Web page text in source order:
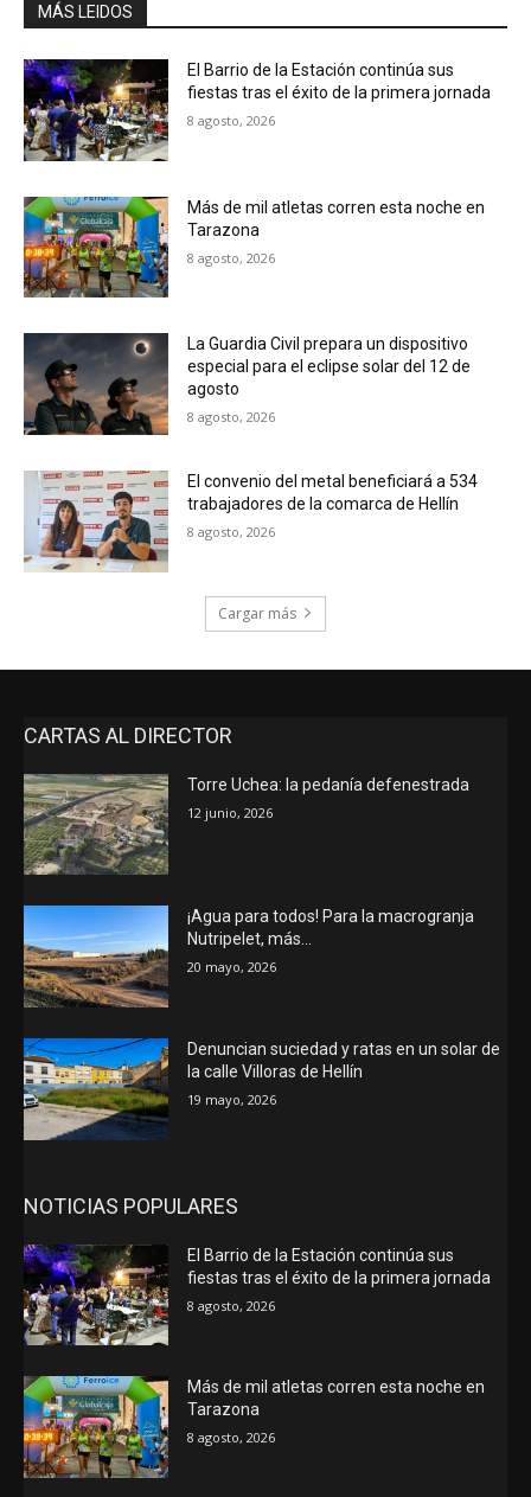
MÁS LEIDOS
El Barrio de la Estación continúa sus
fiestas tras el éxito de la primera jornada
8 agosto, 2026
Más de mil atletas corren esta noche en
Tarazona
8 agosto, 2026
La Guardia Civil prepara un dispositivo
especial para el eclipse solar del 12 de
agosto
8 agosto, 2026
El convenio del metal beneficiará a 534
trabajadores de la comarca de Hellín
8 agosto, 2026
Cargar más
CARTAS AL DIRECTOR
Torre Uchea: la pedanía defenestrada
12 junio, 2026
¡Agua para todos! Para la macrogranja
Nutripelet, más…
20 mayo, 2026
Denuncian suciedad y ratas en un solar de
la calle Villoras de Hellín
19 mayo, 2026
NOTICIAS POPULARES
El Barrio de la Estación continúa sus
fiestas tras el éxito de la primera jornada
8 agosto, 2026
Más de mil atletas corren esta noche en
Tarazona
8 agosto, 2026